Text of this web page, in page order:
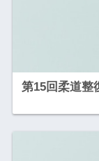
第15回柔道整